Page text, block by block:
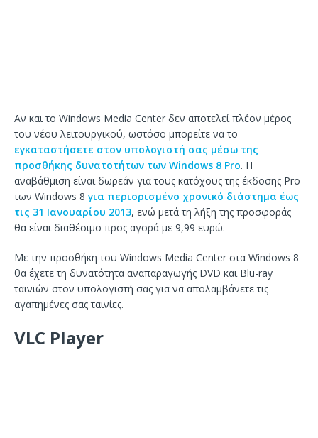
Αν και το Windows Media Center δεν αποτελεί πλέον μέρος
του νέου λειτουργικού, ωστόσο μπορείτε να το
εγκαταστήσετε στον υπολογιστή σας μέσω της
προσθήκης δυνατοτήτων των Windows 8 Pro. Η
αναβάθμιση είναι δωρεάν για τους κατόχους της έκδοσης Pro
των Windows 8 για περιορισμένο χρονικό διάστημα έως
τις 31 Ιανουαρίου 2013, ενώ μετά τη λήξη της προσφοράς
θα είναι διαθέσιμο προς αγορά με 9,99 ευρώ.
Με την προσθήκη του Windows Media Center στα Windows 8
θα έχετε τη δυνατότητα αναπαραγωγής DVD και Blu-ray
ταινιών στον υπολογιστή σας για να απολαμβάνετε τις
αγαπημένες σας ταινίες.
VLC Player